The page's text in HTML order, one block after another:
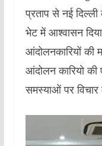
प्रताप से नई
भेट में आश्वासन दिया
आंदोलनकारियों की
आंदोलन कारियो
समस्याओं पर